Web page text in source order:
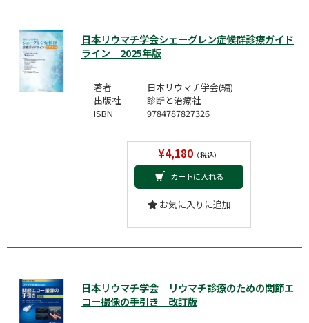
日本リウマチ学会シェーグレン症候群診療ガイド
ライン 2025年版
著者
日本リウマチ学会(編)
出版社
診断と治療社
ISBN
9784787827326
¥4,180（税込）
カートに入れる
お気に入りに追加
日本リウマチ学会 リウマチ診療のための関節エ
コー撮像の手引き 改訂版